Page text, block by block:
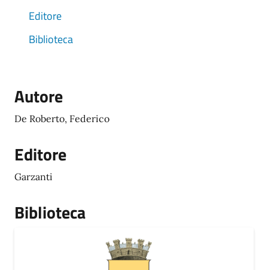
Editore
Biblioteca
Autore
De Roberto, Federico
Editore
Garzanti
Biblioteca